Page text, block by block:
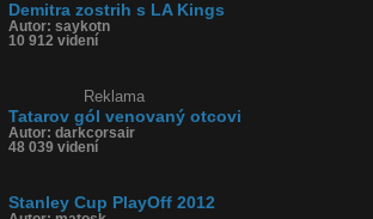
Demitra zostrih s LA Kings
Autor: saykotn
10 912 videní
Reklama
Tatarov gól venovaný otcovi
Autor: darkcorsair
48 039 videní
Stanley Cup PlayOff 2012